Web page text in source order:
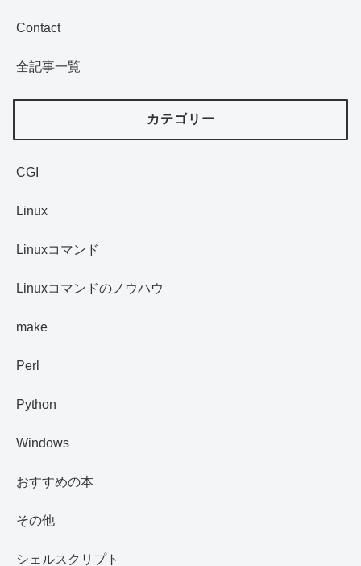
Contact
全記事一覧
カテゴリー
CGI
Linux
Linuxコマンド
Linuxコマンドのノウハウ
make
Perl
Python
Windows
おすすめの本
その他
シェルスクリプト